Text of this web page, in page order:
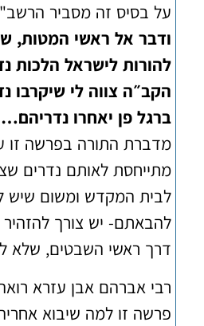
על בסיס זה מסביר
ודבר אל ראשי המטות,
להורות לישראל הלכות
הקב״ה צווה לי שיקרבו
ברגל פן יאחרו נדריהם…
מדברת התורה בפרשה זו
מתייחסת לאותם נדרים
לבית המקדש ומשום שיש
להבאתם- יש צורך
דרך ראשי השבטים, שלא
רבי אברהם אבן עזרא
פרשה זו למה שיבוא